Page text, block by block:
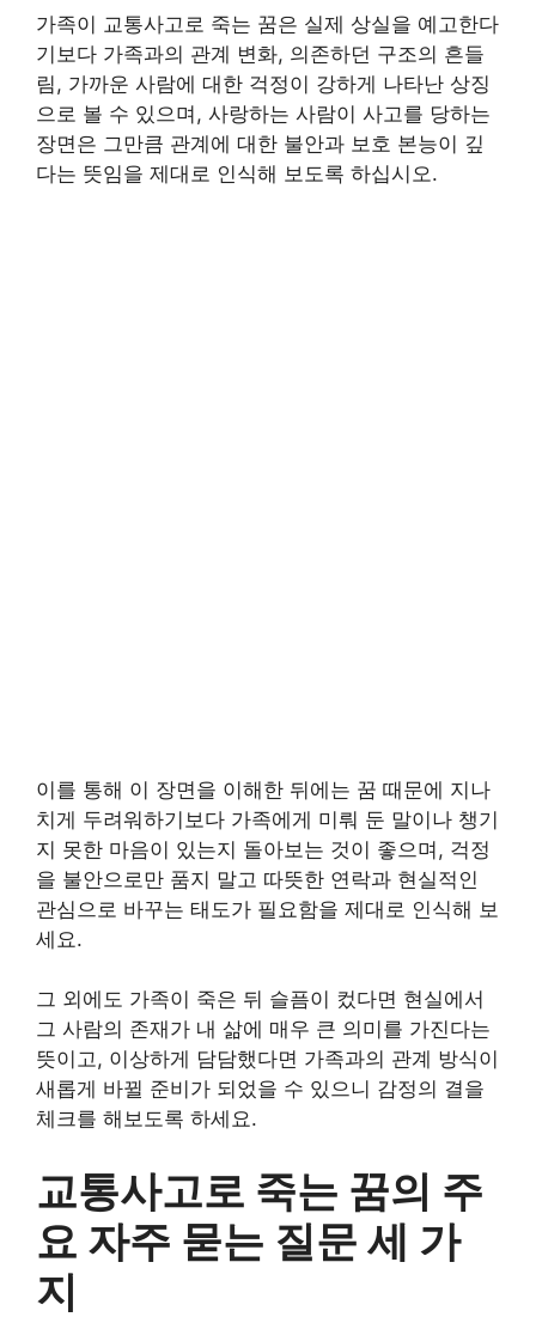
가족이 교통사고로 죽는 꿈은 실제 상실을 예고한다
기보다 가족과의 관계 변화, 의존하던 구조의 흔들
림, 가까운 사람에 대한 걱정이 강하게 나타난 상징
으로 볼 수 있으며, 사랑하는 사람이 사고를 당하는
장면은 그만큼 관계에 대한 불안과 보호 본능이 깊
다는 뜻임을 제대로 인식해 보도록 하십시오.
이를 통해 이 장면을 이해한 뒤에는 꿈 때문에 지나
치게 두려워하기보다 가족에게 미뤄 둔 말이나 챙기
지 못한 마음이 있는지 돌아보는 것이 좋으며, 걱정
을 불안으로만 품지 말고 따뜻한 연락과 현실적인
관심으로 바꾸는 태도가 필요함을 제대로 인식해 보
세요.
그 외에도 가족이 죽은 뒤 슬픔이 컸다면 현실에서
그 사람의 존재가 내 삶에 매우 큰 의미를 가진다는
뜻이고, 이상하게 담담했다면 가족과의 관계 방식이
새롭게 바뀔 준비가 되었을 수 있으니 감정의 결을
체크를 해보도록 하세요.
교통사고로 죽는 꿈의 주
요 자주 묻는 질문 세 가
지